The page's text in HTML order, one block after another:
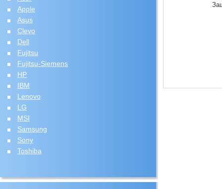
Apple
Asus
Clevo
Dell
Fujitsu
Fujitsu-Siemens
HP
IBM
Lenovo
LG
MSI
Samsung
Sony
Toshiba